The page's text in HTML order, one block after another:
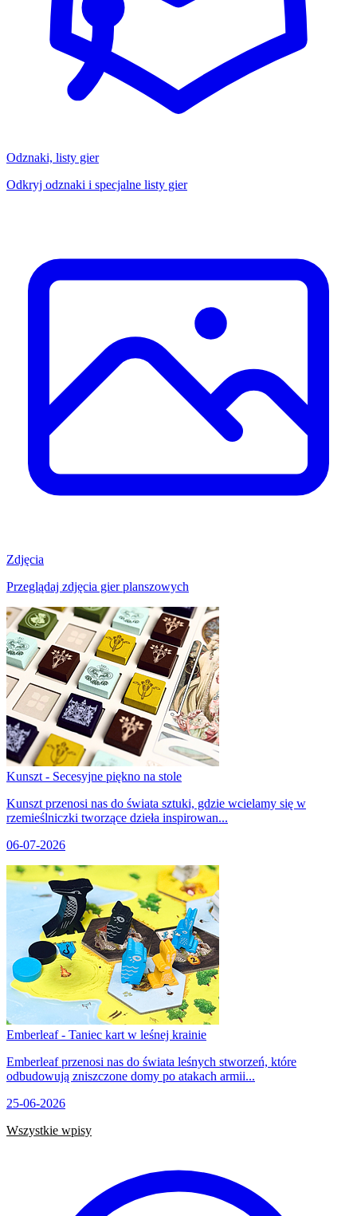
Odznaki, listy gier
Odkryj odznaki i specjalne listy gier
Zdjęcia
Przeglądaj zdjęcia gier planszowych
Kunszt - Secesyjne piękno na stole
Kunszt przenosi nas do świata sztuki, gdzie wcielamy się w
rzemieślniczki tworzące dzieła inspirowan...
06-07-2026
Emberleaf - Taniec kart w leśnej krainie
Emberleaf przenosi nas do świata leśnych stworzeń, które
odbudowują zniszczone domy po atakach armii...
25-06-2026
Wszystkie wpisy